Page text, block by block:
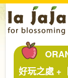
好玩之處 +